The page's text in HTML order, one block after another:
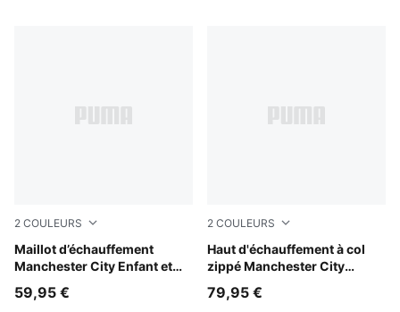
2 COULEURS
Maillot d’échauffement
Manchester City Enfant et
Icy Blue-Regal Blue
59,95 €
2 COULEURS
Haut d'échauffement à col
zippé Manchester City
Icy Blue-Regal Blue
79,95 €